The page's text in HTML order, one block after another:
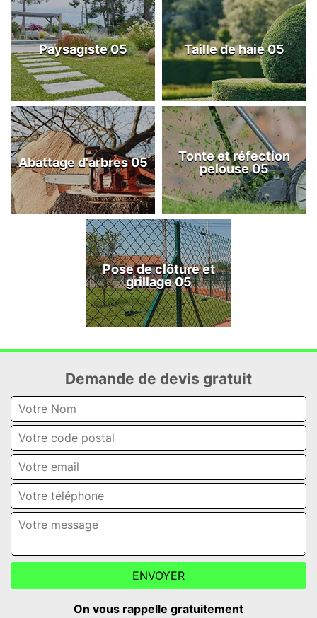
Paysagiste 05 Taille de haie 05
Abattage d'arbres 05
Tonte et réfection
pelouse 05
Pose de clôture et
grillage 05
Demande de devis gratuit
On vous rappelle gratuitement